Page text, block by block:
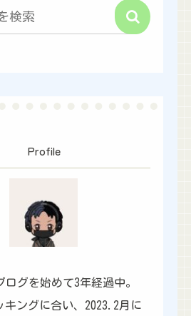
Profile
hrkm
ログを始めて3年経過中。
キングに合い、2023.2月に